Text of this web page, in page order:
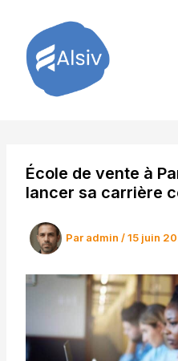
contenu
École de vente à
lancer sa carrière
Par admin/15 juin